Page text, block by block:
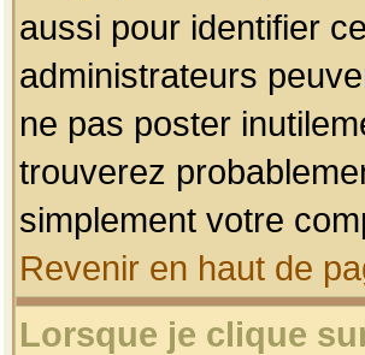
aussi pour identifier
administrateurs
ne pas poster
trouverez
simplement votre
Revenir en haut de
Lorsque je clique